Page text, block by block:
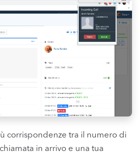
corrispondenze tra il numero di
in arrivo e una tua